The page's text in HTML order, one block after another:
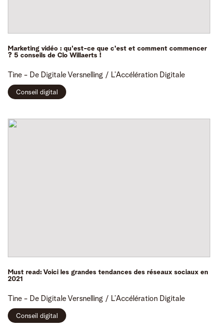
Marketing vidéo : qu'est-ce que c'est et comment commencer
? 5 conseils de Clo Willaerts !
Tine - De Digitale Versnelling / L’Accélération Digitale
Conseil digital
Must read: Voici les grandes tendances des réseaux sociaux en
2021
Tine - De Digitale Versnelling / L’Accélération Digitale
Conseil digital